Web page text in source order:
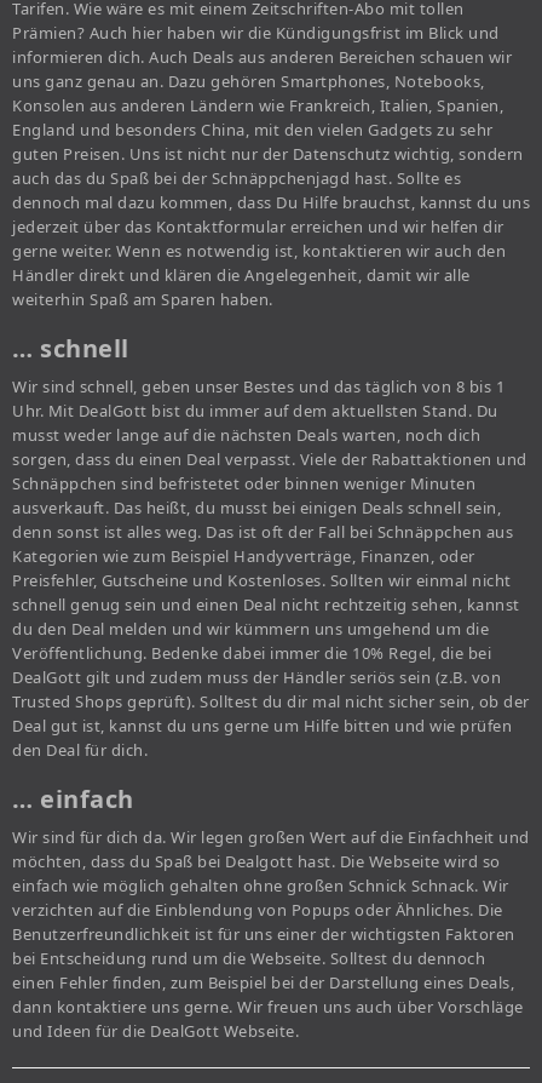
Tarifen. Wie wäre es mit einem Zeitschriften-Abo mit tollen
Prämien? Auch hier haben wir die Kündigungsfrist im Blick und
informieren dich. Auch Deals aus anderen Bereichen schauen wir
uns ganz genau an. Dazu gehören Smartphones, Notebooks,
Konsolen aus anderen Ländern wie Frankreich, Italien, Spanien,
England und besonders China, mit den vielen Gadgets zu sehr
guten Preisen. Uns ist nicht nur der Datenschutz wichtig, sondern
auch das du Spaß bei der Schnäppchenjagd hast. Sollte es
dennoch mal dazu kommen, dass Du Hilfe brauchst, kannst du uns
jederzeit über das Kontaktformular erreichen und wir helfen dir
gerne weiter. Wenn es notwendig ist, kontaktieren wir auch den
Händler direkt und klären die Angelegenheit, damit wir alle
weiterhin Spaß am Sparen haben.
… schnell
Wir sind schnell, geben unser Bestes und das täglich von 8 bis 1
Uhr. Mit DealGott bist du immer auf dem aktuellsten Stand. Du
musst weder lange auf die nächsten Deals warten, noch dich
sorgen, dass du einen Deal verpasst. Viele der Rabattaktionen und
Schnäppchen sind befristetet oder binnen weniger Minuten
ausverkauft. Das heißt, du musst bei einigen Deals schnell sein,
denn sonst ist alles weg. Das ist oft der Fall bei Schnäppchen aus
Kategorien wie zum Beispiel Handyverträge, Finanzen, oder
Preisfehler, Gutscheine und Kostenloses. Sollten wir einmal nicht
schnell genug sein und einen Deal nicht rechtzeitig sehen, kannst
du den Deal melden und wir kümmern uns umgehend um die
Veröffentlichung. Bedenke dabei immer die 10% Regel, die bei
DealGott gilt und zudem muss der Händler seriös sein (z.B. von
Trusted Shops geprüft). Solltest du dir mal nicht sicher sein, ob der
Deal gut ist, kannst du uns gerne um Hilfe bitten und wie prüfen
den Deal für dich.
… einfach
Wir sind für dich da. Wir legen großen Wert auf die Einfachheit und
möchten, dass du Spaß bei Dealgott hast. Die Webseite wird so
einfach wie möglich gehalten ohne großen Schnick Schnack. Wir
verzichten auf die Einblendung von Popups oder Ähnliches. Die
Benutzerfreundlichkeit ist für uns einer der wichtigsten Faktoren
bei Entscheidung rund um die Webseite. Solltest du dennoch
einen Fehler finden, zum Beispiel bei der Darstellung eines Deals,
dann kontaktiere uns gerne. Wir freuen uns auch über Vorschläge
und Ideen für die DealGott Webseite.